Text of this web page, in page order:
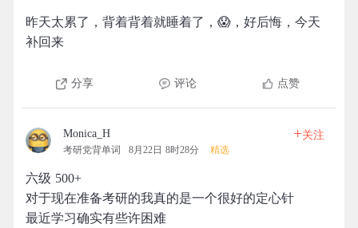
昨天太累了，背着背着就睡着了，😱，好后悔，今天
补回来
分享 评论 点赞
Monica_H
考研党背单词 8月22日 8时28分 精选
+关注
六级 500+
对于现在准备考研的我真的是一个很好的定心针
最近学习确实有些许困难